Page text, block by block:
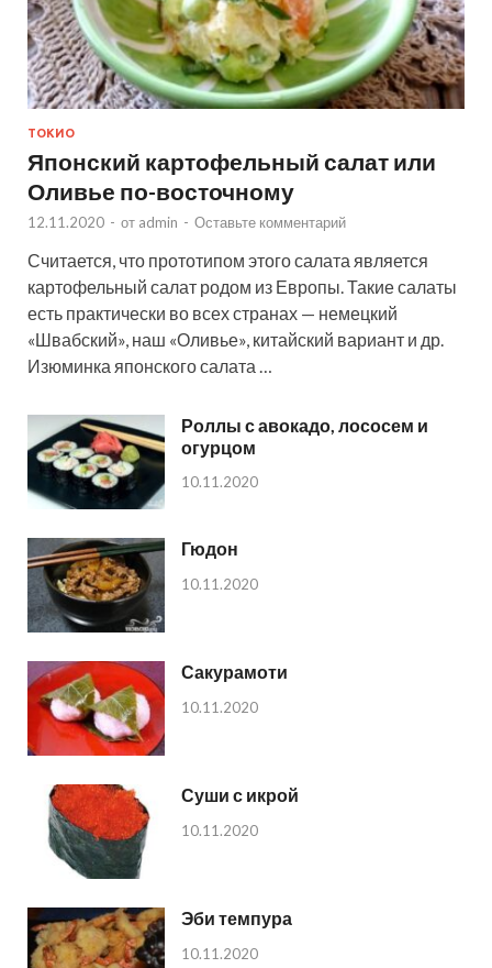
ТОКИО
Японский картофельный салат или
Оливье по-восточному
12.11.2020 - от admin - Оставьте комментарий
Считается, что прототипом этого салата является
картофельный салат родом из Европы. Такие салаты
есть практически во всех странах — немецкий
«Швабский», наш «Оливье», китайский вариант и др.
Изюминка японского салата …
Роллы с авокадо, лососем и
огурцом
10.11.2020
Гюдон
10.11.2020
Сакурамоти
10.11.2020
Суши с икрой
10.11.2020
Эби темпура
10.11.2020